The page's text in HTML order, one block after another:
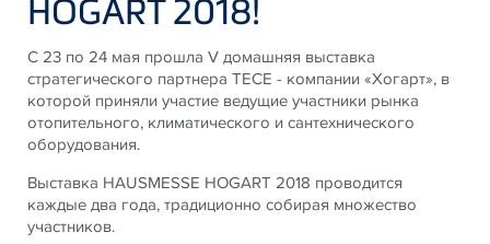
HOGART 2018!
С 23 по 24 мая прошла V домашняя выставка
стратегического партнера ТЕСЕ - компании «Хогарт», в
которой приняли участие ведущие участники рынка
отопительного, климатического и сантехнического
оборудования.
Выставка HAUSMESSE HOGART 2018 проводится
каждые два года, традиционно собирая множество
участников.